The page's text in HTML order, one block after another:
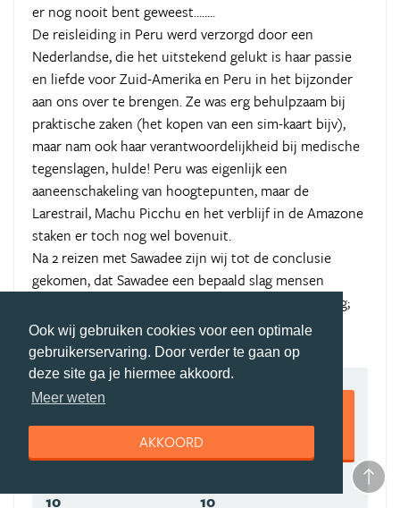
Ook wij gebruiken cookies voor een optimale
gebruikerservaring. Door verder te gaan op
deze site ga je hiermee akkoord.
Meer weten
AKKOORD
er nog nooit bent geweest........
De reisleiding in Peru werd verzorgd door een
Nederlandse, die het uitstekend gelukt is haar passie
en liefde voor Zuid-Amerika en Peru in het bijzonder
aan ons over te brengen. Ze was erg behulpzaam bij
praktische zaken (het kopen van een sim-kaart bijv),
maar nam ook haar verantwoordelijkheid bij medische
tegenslagen, hulde! Peru was eigenlijk een
aaneenschakeling van hoogtepunten, maar de
Larestrail, Machu Picchu en het verblijf in de Amazone
staken er toch nog wel bovenuit.
Na 2 reizen met Sawadee zijn wij tot de conclusie
gekomen, dat Sawadee een bepaald slag mensen
aantrekt met allemaal zo'n beetje dezelfde instelling;
en wij voelen ons daarbij prima.......
9,5
10 10